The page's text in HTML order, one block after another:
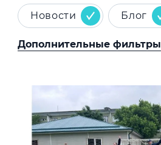
Новости Блог
Дополнительные фильтры